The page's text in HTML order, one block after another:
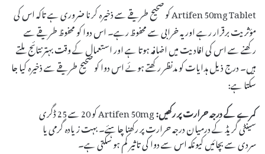
Artifen 50mg Tablet کو صحیح طریقے سے ذخیرہ کرنا ضروری ہے تاکہ اس کی
مؤثریت برقرار رہے اور یہ خرابی سے محفوظ رہے۔ اس دوا کو محفوظ طریقے سے
رکھنے سے اس کی افادیت میں اضافہ ہوتا ہے اور استعمال کے وقت بہتر نتائج ملتے
ہیں۔ درج ذیل ہدایات کو مدنظر رکھتے ہوئے اس دوا کو صحیح طریقے سے ذخیرہ کیا جا
سکتا ہے:
کمرے کے درجہ حرارت پر رکھیں:
Artifen 50mg کو 20 سے 25 ڈگری
سینٹی گریڈ کے درمیان درجہ حرارت پر رکھنا چاہئے۔ بہت زیادہ گرمی یا
سردی سے بچائیں کیونکہ اس سے دوا کی تاثیر کم ہو سکتی ہے۔